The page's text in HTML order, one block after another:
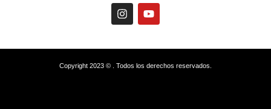
Copyright 2023 © . Todos los derechos reservados.